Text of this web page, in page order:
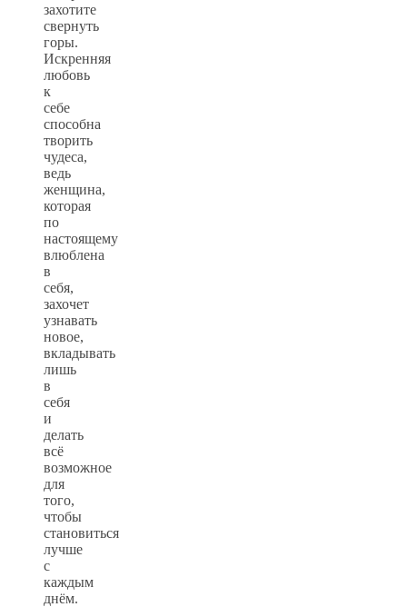
захотите
свернуть
горы.
Искренняя
любовь
к
себе
способна
творить
чудеса,
ведь
женщина,
которая
по
настоящему
влюблена
в
себя,
захочет
узнавать
новое,
вкладывать
лишь
в
себя
и
делать
всё
возможное
для
того,
чтобы
становиться
лучше
с
каждым
днём.